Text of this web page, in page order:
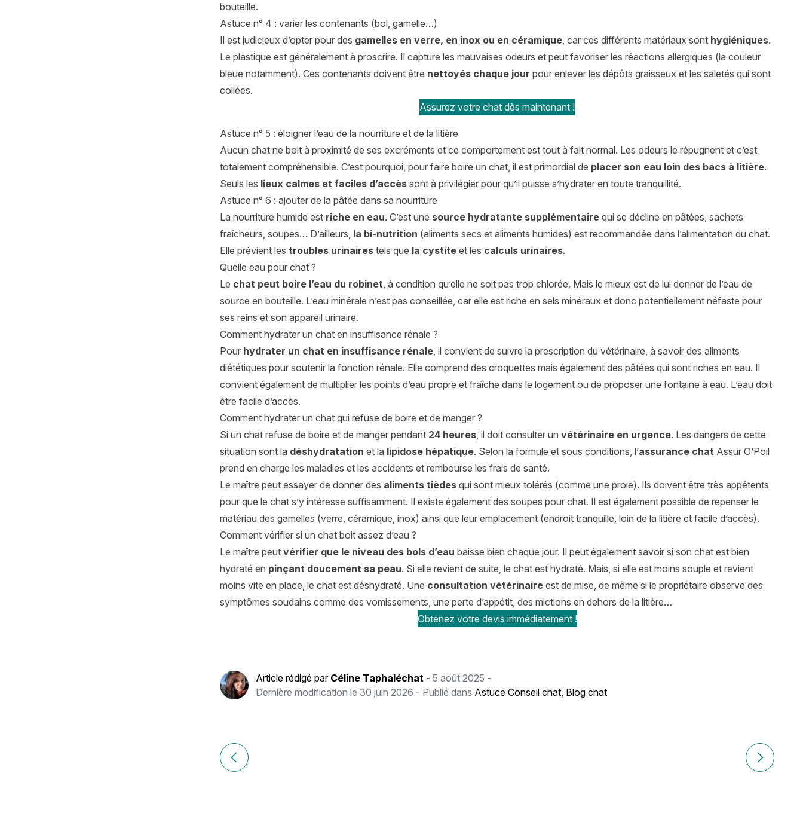
bouteille.
Astuce n° 4 : varier les contenants (bol, gamelle…)
Il est judicieux d’opter pour des gamelles en verre, en inox ou en céramique, car ces différents matériaux sont hygiéniques.
Le plastique est généralement à proscrire. Il capture les mauvaises odeurs et peut favoriser les réactions allergiques (la couleur
bleue notamment). Ces contenants doivent être nettoyés chaque jour pour enlever les dépôts graisseux et les saletés qui sont
collées.
Assurez votre chat dès maintenant !
Astuce n° 5 : éloigner l’eau de la nourriture et de la litière
Aucun chat ne boit à proximité de ses excréments et ce comportement est tout à fait normal. Les odeurs le répugnent et c’est
totalement compréhensible. C’est pourquoi, pour faire boire un chat, il est primordial de placer son eau loin des bacs à litière.
Seuls les lieux calmes et faciles d’accès sont à privilégier pour qu’il puisse s’hydrater en toute tranquillité.
Astuce n° 6 : ajouter de la pâtée dans sa nourriture
La nourriture humide est riche en eau. C’est une source hydratante supplémentaire qui se décline en pâtées, sachets
fraîcheurs, soupes… D’ailleurs, la bi-nutrition (aliments secs et aliments humides) est recommandée dans l’alimentation du chat.
Elle prévient les troubles urinaires tels que la cystite et les calculs urinaires.
Quelle eau pour chat ?
Le chat peut boire l’eau du robinet, à condition qu’elle ne soit pas trop chlorée. Mais le mieux est de lui donner de l’eau de
source en bouteille. L’eau minérale n’est pas conseillée, car elle est riche en sels minéraux et donc potentiellement néfaste pour
ses reins et son appareil urinaire.
Comment hydrater un chat en insuffisance rénale ?
Pour hydrater un chat en insuffisance rénale, il convient de suivre la prescription du vétérinaire, à savoir des aliments
diététiques pour soutenir la fonction rénale. Elle comprend des croquettes mais également des pâtées qui sont riches en eau. Il
convient également de multiplier les points d’eau propre et fraîche dans le logement ou de proposer une fontaine à eau. L’eau doit
être facile d’accès.
Comment hydrater un chat qui refuse de boire et de manger ?
Si un chat refuse de boire et de manger pendant 24 heures, il doit consulter un vétérinaire en urgence. Les dangers de cette
situation sont la déshydratation et la lipidose hépatique. Selon la formule et sous conditions, l’assurance chat Assur O’Poil
prend en charge les maladies et les accidents et rembourse les frais de santé.
Le maître peut essayer de donner des aliments tièdes qui sont mieux tolérés (comme une proie). Ils doivent être très appétents
pour que le chat s’y intéresse suffisamment. Il existe également des soupes pour chat. Il est également possible de repenser le
matériau des gamelles (verre, céramique, inox) ainsi que leur emplacement (endroit tranquille, loin de la litière et facile d’accès).
Comment vérifier si un chat boit assez d’eau ?
Le maître peut vérifier que le niveau des bols d’eau baisse bien chaque jour. Il peut également savoir si son chat est bien
hydraté en pinçant doucement sa peau. Si elle revient de suite, le chat est hydraté. Mais, si elle est moins souple et revient
moins vite en place, le chat est déshydraté. Une consultation vétérinaire est de mise, de même si le propriétaire observe des
symptômes soudains comme des vomissements, une perte d’appétit, des mictions en dehors de la litière…
Obtenez votre devis immédiatement !
Article rédigé par Céline Taphaléchat - 5 août 2025 -
Dernière modification le 30 juin 2026 - Publié dans Astuce Conseil chat, Blog chat
Navigation
de
Article précédent Chat handicapé : comment prendre soin de lui ? Article